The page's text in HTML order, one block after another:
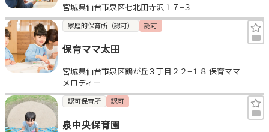
宮城県仙台市泉区七北田寺沢１７−３
家庭的保育所（認可） 認可
保育ママ太田
宮城県仙台市泉区鶴が丘３丁目２２−１８ 保育ママ
メロディー
認可保育所 認可
泉中央保育園